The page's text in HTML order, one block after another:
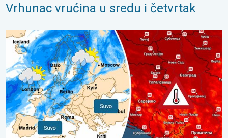
Vrhunac vrućina u sredu i četvrtak
Nastavljaju se vrućine i suvo vreme. Temperature preko 35°C.